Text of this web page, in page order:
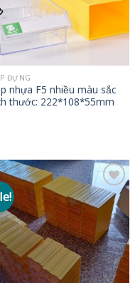
wishlist
ĐỰNG
nhựa F5 nhiều màu sắc
thước: 222*108*55mm
Add to
wishlist